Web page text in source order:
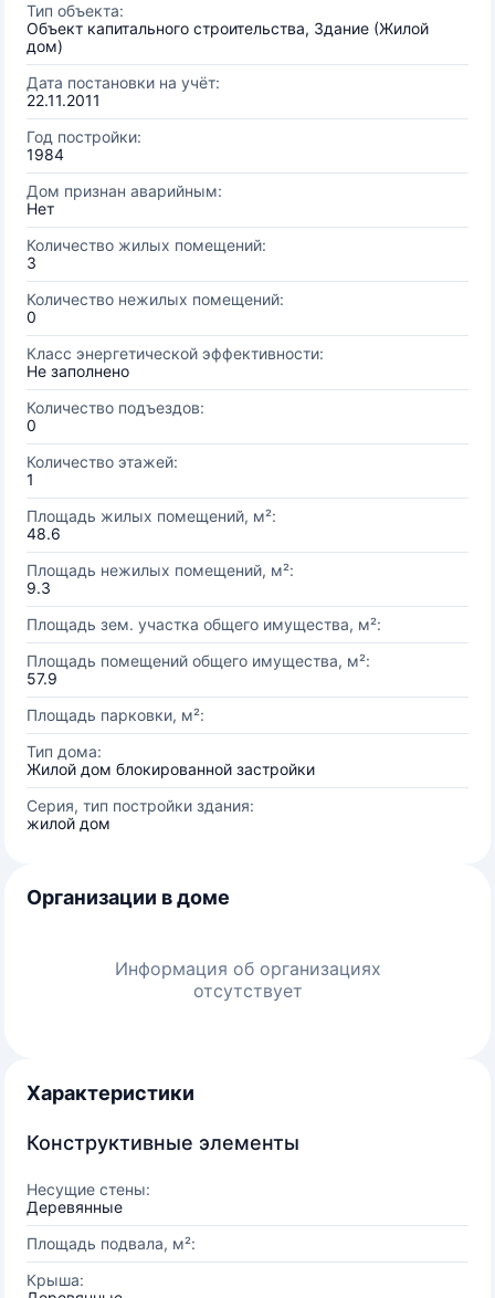
Тип объекта:
Объект капитального строительства, Здание (Жилой
дом)
Дата постановки на учёт:
22.11.2011
Год постройки:
1984
Дом признан аварийным:
Нет
Количество жилых помещений:
3
Количество нежилых помещений:
0
Класс энергетической эффективности:
Не заполнено
Количество подъездов:
0
Количество этажей:
1
Площадь жилых помещений, м²:
48.6
Площадь нежилых помещений, м²:
9.3
Площадь зем. участка общего имущества, м²:
Площадь помещений общего имущества, м²:
57.9
Площадь парковки, м²:
Тип дома:
Жилой дом блокированной застройки
Серия, тип постройки здания:
жилой дом
Организации в доме
Информация об организациях
отсутствует
Характеристики
Конструктивные элементы
Несущие стены:
Деревянные
Площадь подвала, м²:
Крыша: